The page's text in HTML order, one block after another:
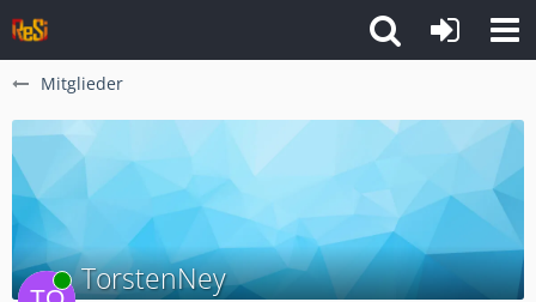
Mitglieder
Online TorstenNey